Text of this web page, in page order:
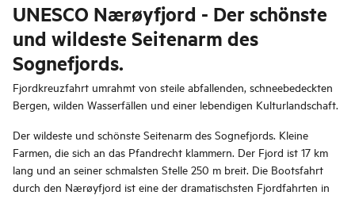
UNESCO Nærøyfjord - Der schönste
und wildeste Seitenarm des
Sognefjords.
Fjordkreuzfahrt umrahmt von steile abfallenden, schneebedeckten
Bergen, wilden Wasserfällen und einer lebendigen Kulturlandschaft.
Der wildeste und schönste Seitenarm des Sognefjords. Kleine
Farmen, die sich an das Pfandrecht klammern. Der Fjord ist 17 km
lang und an seiner schmalsten Stelle 250 m breit. Die Bootsfahrt
durch den Nærøyfjord ist eine der dramatischsten Fjordfahrten in